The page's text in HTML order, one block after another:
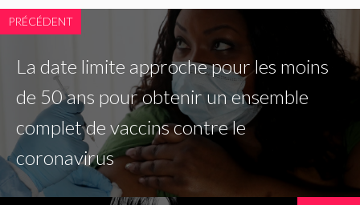
PRÉCÉDENT
La date limite approche pour les moins
de 50 ans pour obtenir un ensemble
complet de vaccins contre le
coronavirus